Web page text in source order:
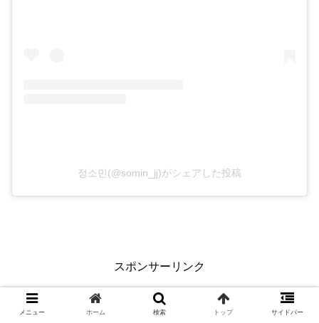
정소민(@somin_jj)がシェアした投稿
スポンサーリンク
メニュー ホーム 検索 トップ サイドバー